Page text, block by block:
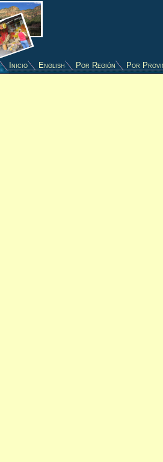
Inicio English Por Región Por